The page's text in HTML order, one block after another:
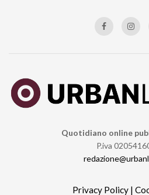
Quotidiano online
P.iva
Privacy Policy |